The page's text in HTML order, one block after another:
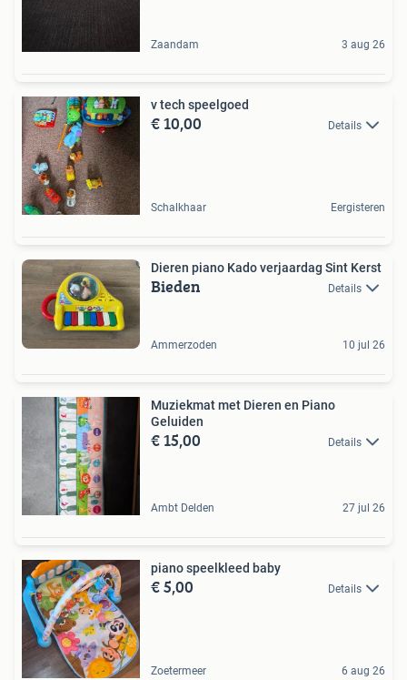
Zaandam 3 aug 26
v tech speelgoed
€ 10,00 Details
Schalkhaar Eergisteren
Dieren piano Kado verjaardag Sint Kerst
Bieden Details
Ammerzoden 10 jul 26
Muziekmat met Dieren en Piano
Geluiden
€ 15,00 Details
Ambt Delden 27 jul 26
piano speelkleed baby
€ 5,00 Details
Zoetermeer 6 aug 26